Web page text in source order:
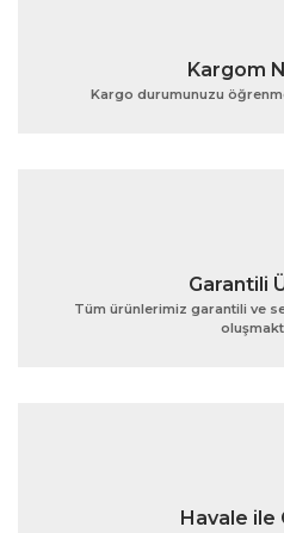
Ürün açıklamasında eksik
Kargom
Kargo durumunuzu
Garantili
Tüm ürünlerimiz garantili ve
Havale ile